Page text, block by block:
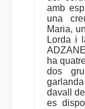
amb
una
Maria,
Lorda i
ha
dos
davall
es